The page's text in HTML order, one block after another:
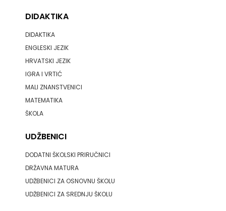
HERCEG-
BOSNE
SALESIANA
SANDORF
Scriptura
media
j.d.o.o.
SONJA
DIDAKTIKA
DIDAKTIKA
ENGLESKI JEZIK
HRVATSKI JEZIK
IGRA I VRTIĆ
MALI ZNANSTVENICI
MATEMATIKA
ŠKOLA
UDŽBENICI
DODATNI ŠKOLSKI PRIRUČNICI
DRŽAVNA MATURA
UDŽBENICI ZA OSNOVNU ŠKOLU
UDŽBENICI ZA SREDNJU ŠKOLU